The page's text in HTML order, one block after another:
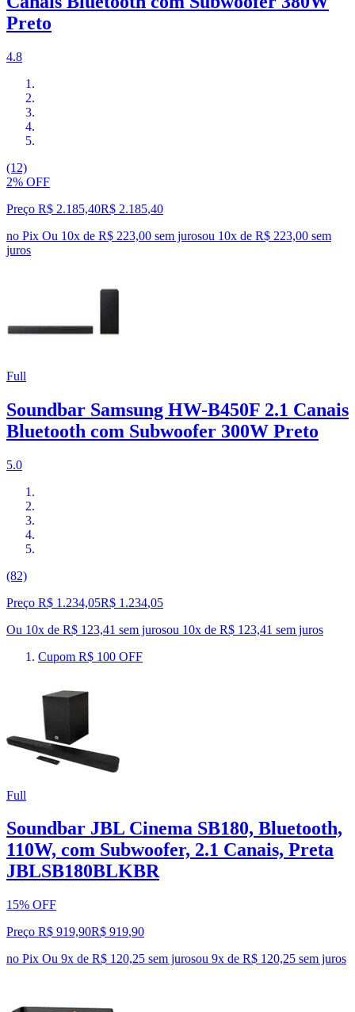
Preto
4.8
(12)
2% OFF
Preço R$ 2.185,40R$ 2.185,40
no Pix Ou 10x de R$ 223,00 sem jurosou 10x de R$ 223,00 sem
juros
Full
Soundbar Samsung HW-B450F 2.1 Canais
Bluetooth com Subwoofer 300W Preto
5.0
(82)
Preço R$ 1.234,05R$ 1.234,05
Ou 10x de R$ 123,41 sem jurosou 10x de R$ 123,41 sem juros
Cupom R$ 100 OFF
Full
Soundbar JBL Cinema SB180, Bluetooth,
110W, com Subwoofer, 2.1 Canais, Preta
JBLSB180BLKBR
15% OFF
Preço R$ 919,90R$ 919,90
no Pix Ou 9x de R$ 120,25 sem jurosou 9x de R$ 120,25 sem juros